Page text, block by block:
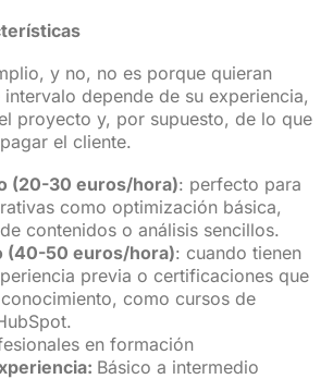
y no, no es porque quieran
depende de su experiencia,
proyecto y, por supuesto, de lo que
el cliente.
(20-30 euros/hora): perfecto para
como optimización básica,
contenidos o análisis sencillos.
(40-50 euros/hora): cuando tienen
previa o certificaciones que
como cursos de
en formación
Básico a intermedio